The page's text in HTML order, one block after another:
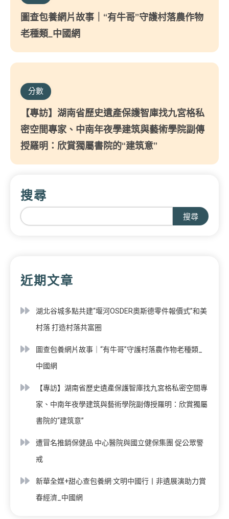
圖查包養網片故事｜“有牛哥”守護村落農作物
老種類_中國網
分數
【專訪】湖南省歷史遺產保護智庫找九宮格私
密空間專家、中南年夜學建筑與藝術學院副傳
授羅明：欣賞獨屬書院的“建筑意”
搜尋
搜尋
近期文章
湖北谷城多點共建“堰河OSDER奧斯德零件報價式”和美
村落 打造村落共富圈
圖查包養網片故事｜“有牛哥”守護村落農作物老種類_
中國網
【專訪】湖南省歷史遺產保護智庫找九宮格私密空間專
家、中南年夜學建筑與藝術學院副傳授羅明：欣賞獨屬
書院的“建筑意”
遭冒名推銷保健品 中心醫院與國立健保集團 促公眾警
戒
新華全媒+甜心查包養網·文明中國行丨非遺展演助力賞
春經濟_中國網